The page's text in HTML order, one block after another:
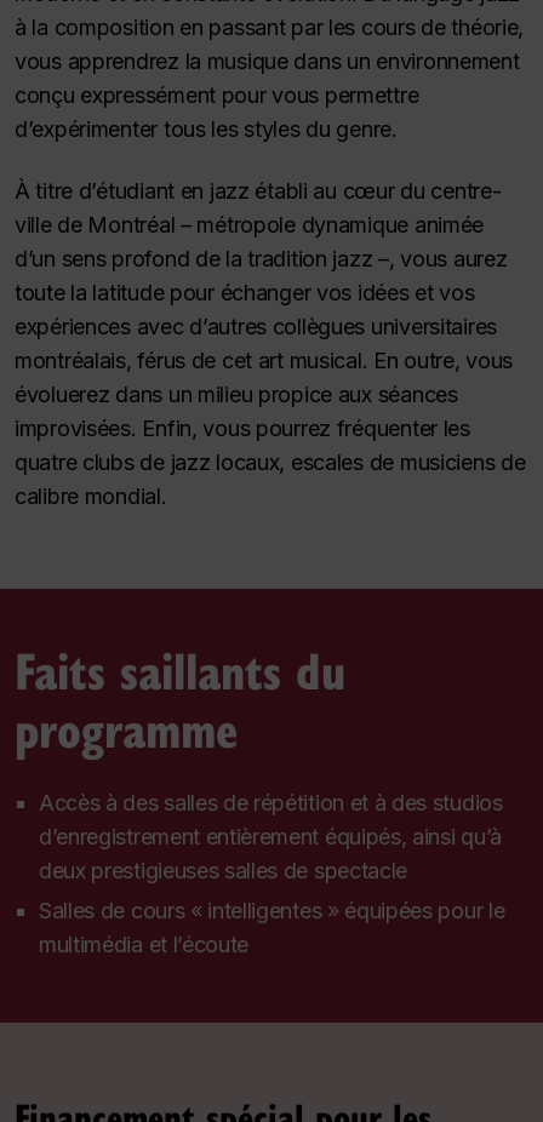
à la composition en passant par les cours de théorie,
vous apprendrez la musique dans un environnement
conçu expressément pour vous permettre
d’expérimenter tous les styles du genre.
À titre d’étudiant en jazz établi au cœur du centre-
ville de Montréal – métropole dynamique animée
d’un sens profond de la tradition jazz –, vous aurez
toute la latitude pour échanger vos idées et vos
expériences avec d’autres collègues universitaires
montréalais, férus de cet art musical. En outre, vous
évoluerez dans un milieu propice aux séances
improvisées. Enfin, vous pourrez fréquenter les
quatre clubs de jazz locaux, escales de musiciens de
calibre mondial.
Faits saillants du
programme
Accès à des salles de répétition et à des studios
d’enregistrement entièrement équipés, ainsi qu’à
deux prestigieuses salles de spectacle
Salles de cours « intelligentes » équipées pour le
multimédia et l’écoute